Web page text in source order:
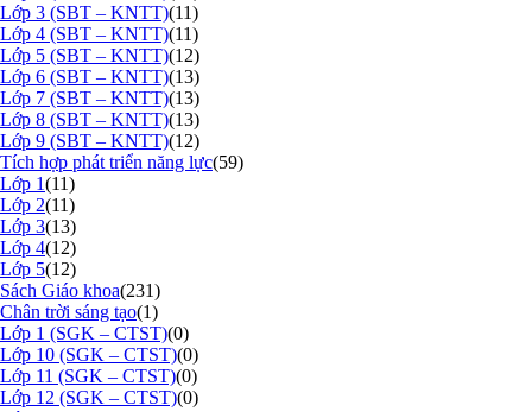
Lớp 3 (SBT – KNTT)(11)
Lớp 4 (SBT – KNTT)(11)
Lớp 5 (SBT – KNTT)(12)
Lớp 6 (SBT – KNTT)(13)
Lớp 7 (SBT – KNTT)(13)
Lớp 8 (SBT – KNTT)(13)
Lớp 9 (SBT – KNTT)(12)
Tích hợp phát triển năng lực(59)
Lớp 1(11)
Lớp 2(11)
Lớp 3(13)
Lớp 4(12)
Lớp 5(12)
Sách Giáo khoa(231)
Chân trời sáng tạo(1)
Lớp 1 (SGK – CTST)(0)
Lớp 10 (SGK – CTST)(0)
Lớp 11 (SGK – CTST)(0)
Lớp 12 (SGK – CTST)(0)